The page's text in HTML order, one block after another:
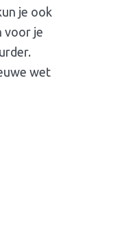
je ook
voor je
wet